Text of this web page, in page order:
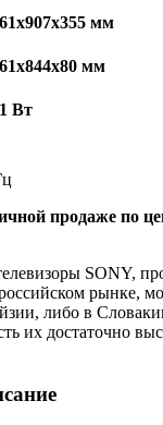
мм
мм
Вт
продаже по
SONY,
рынке,
либо в
их достаточно